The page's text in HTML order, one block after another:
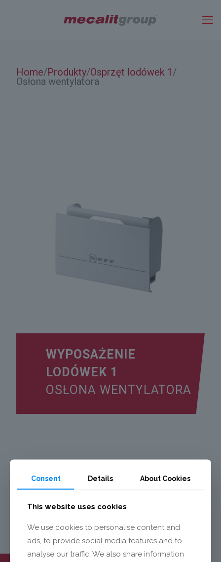
Home/Produkty/Osprzęt lodówek 1 /
Osłona wentylatora
WYPOSAŻENIE
LODÓWEK 1
OSŁONA WENTYLATORA
Wykonany został z tworzywa ABS
wraz z nadrukiem.
Consent Details About Cookies
This website uses cookies
We use cookies to personalise content and
ads, to provide social media features and to
analyse our traffic. We also share information